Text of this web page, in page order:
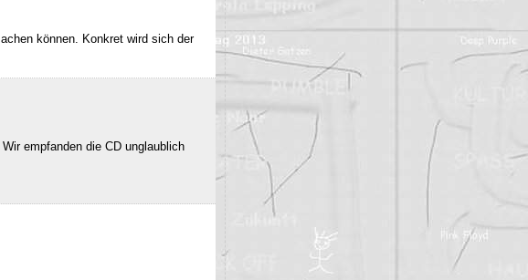
können. Konkret wird sich der
empfanden die CD unglaublich